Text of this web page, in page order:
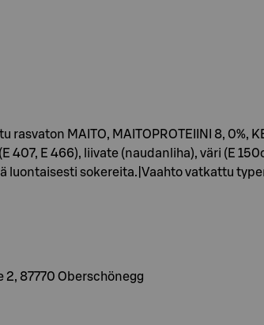
rasvaton MAITO, MAITOPROTEIINI 8, 0%,
407, E 466), liivate (naudanliha), väri (E
luontaisesti sokereita.|Vaahto vatkattu
87770 Oberschönegg